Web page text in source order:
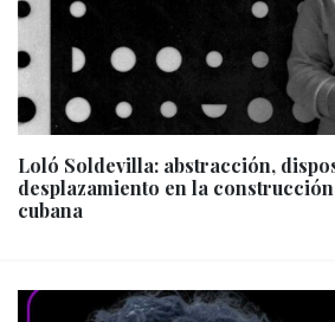
Loló Soldevilla: abstracción,
desplazamiento en la
cubana